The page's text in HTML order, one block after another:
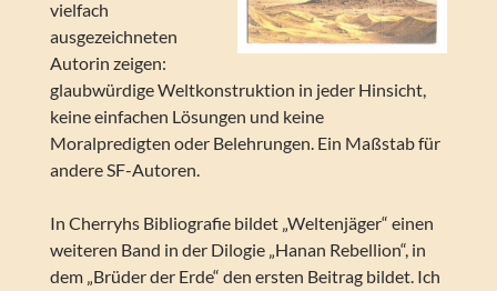
vielfach
ausgezeichneten
Autorin zeigen:
glaubwürdige Weltkonstruktion in jeder Hinsicht,
keine einfachen Lösungen und keine
Moralpredigten oder Belehrungen. Ein Maßstab für
andere SF-Autoren.
In Cherryhs Bibliografie bildet „Weltenjäger“ einen
weiteren Band in der Dilogie „Hanan Rebellion“, in
dem „Brüder der Erde“ den ersten Beitrag bildet. Ich